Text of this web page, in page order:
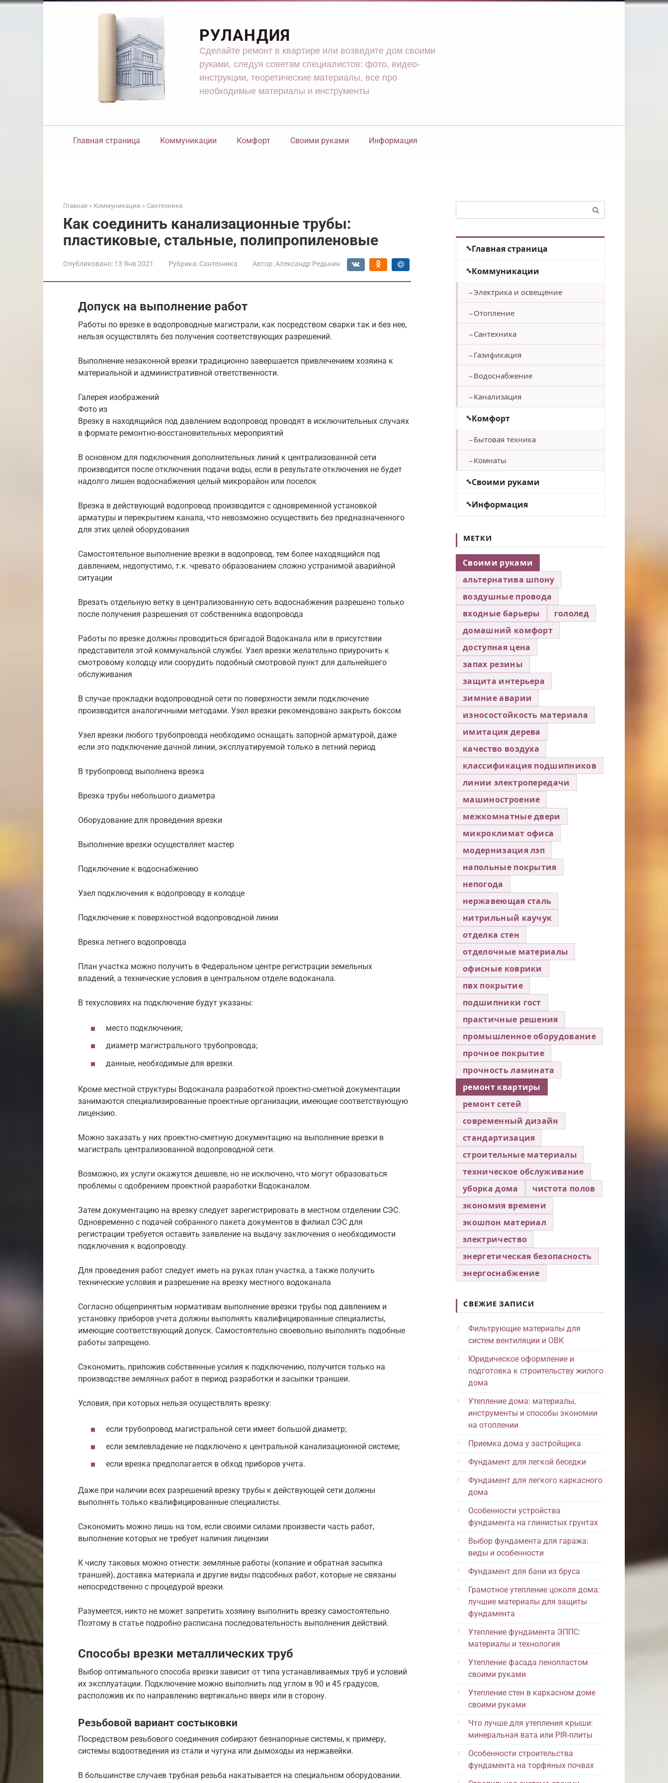
Перейти
РУЛАНДИЯ
Сделайте ремонт в квартире или возведите дом своими
руками, следуя советам специалистов: фото, видео-
инструкции, теоретические материалы, все про
необходимые материалы и инструменты
Главная страница Коммуникации Комфорт Своими руками Информация
Главная » Коммуникации » Сантехника
Как соединить канализационные трубы:
пластиковые, стальные, полипропиленовые
Опубликовано: 13 Янв 2021 Рубрика: Сантехника Автор: Александр Редькин
Допуск на выполнение работ
Работы по врезке в водопроводные магистрали, как посредством сварки так и без нее,
нельзя осуществлять без получения соответствующих разрешений.
Выполнение незаконной врезки традиционно завершается привлечением хозяина к
материальной и административной ответственности.
Галерея изображений
Фото из
Врезку в находящийся под давлением водопровод проводят в исключительных случаях
в формате ремонтно-восстановительных мероприятий
В основном для подключения дополнительных линий к централизованной сети
производится после отключения подачи воды, если в результате отключения не будет
надолго лишен водоснабжения целый микрорайон или поселок
Врезка в действующий водопровод производится с одновременной установкой
арматуры и перекрытием канала, что невозможно осуществить без предназначенного
для этих целей оборудования
Самостоятельное выполнение врезки в водопровод, тем более находящийся под
давлением, недопустимо, т.к. чревато образованием сложно устранимой аварийной
ситуации
Врезать отдельную ветку в централизованную сеть водоснабжения разрешено только
после получения разрешения от собственника водопровода
Работы по врезке должны проводиться бригадой Водоканала или в присутствии
представителя этой коммунальной службы. Узел врезки желательно приурочить к
смотровому колодцу или соорудить подобный смотровой пункт для дальнейшего
обслуживания
В случае прокладки водопроводной сети по поверхности земли подключение
производится аналогичными методами. Узел врезки рекомендовано закрыть боксом
Узел врезки любого трубопровода необходимо оснащать запорной арматурой, даже
если это подключение дачной линии, эксплуатируемой только в летний период
В трубопровод выполнена врезка
Врезка трубы небольшого диаметра
Оборудование для проведения врезки
Выполнение врезки осуществляет мастер
Подключение к водоснабжению
Узел подключения к водопроводу в колодце
Подключение к поверхностной водопроводной линии
Врезка летнего водопровода
План участка можно получить в Федеральном центре регистрации земельных
владений, а технические условия в центральном отделе водоканала.
В техусловиях на подключение будут указаны:
место подключения;
диаметр магистрального трубопровода;
данные, необходимые для врезки.
Кроме местной структуры Водоканала разработкой проектно-сметной документации
занимаются специализированные проектные организации, имеющие соответствующую
лицензию.
Можно заказать у них проектно-сметную документацию на выполнение врезки в
магистраль централизованной водопроводной сети.
Возможно, их услуги окажутся дешевле, но не исключено, что могут образоваться
проблемы с одобрением проектной разработки Водоканалом.
Затем документацию на врезку следует зарегистрировать в местном отделении СЭС.
Одновременно с подачей собранного пакета документов в филиал СЭС для
регистрации требуется оставить заявление на выдачу заключения о необходимости
подключения к водопроводу.
Для проведения работ следует иметь на руках план участка, а также получить
технические условия и разрешение на врезку местного водоканала
Согласно общепринятым нормативам выполнение врезки трубы под давлением и
установку приборов учета должны выполнять квалифицированные специалисты,
имеющие соответствующий допуск. Самостоятельно своевольно выполнять подобные
работы запрещено.
Сэкономить, приложив собственные усилия к подключению, получится только на
производстве земляных работ в период разработки и засыпки траншеи.
Условия, при которых нельзя осуществлять врезку:
если трубопровод магистральной сети имеет большой диаметр;
если землевладение не подключено к центральной канализационной системе;
если врезка предполагается в обход приборов учета.
Даже при наличии всех разрешений врезку трубы к действующей сети должны
выполнять только квалифицированные специалисты.
Сэкономить можно лишь на том, если своими силами произвести часть работ,
выполнение которых не требует наличия лицензии
К числу таковых можно отнести: земляные работы (копание и обратная засыпка
траншей), доставка материала и другие виды подсобных работ, которые не связаны
непосредственно с процедурой врезки.
Разумеется, никто не может запретить хозяину выполнить врезку самостоятельно.
Поэтому в статье подробно расписана последовательность выполнения действий.
Способы врезки металлических труб
Выбор оптимального способа врезки зависит от типа устанавливаемых труб и условий
их эксплуатации. Подключение можно выполнить под углом в 90 и 45 градусов,
расположив их по направлению вертикально вверх или в сторону.
Резьбовой вариант состыковки
Посредством резьбового соединения собирают безнапорные системы, к примеру,
системы водоотведения из стали и чугуна или дымоходы из нержавейки.
В большинстве случаев трубная резьба накатывается на специальном оборудовании.
Главная страница
Коммуникации
Электрика и освещение
Отопление
Сантехника
Газификация
Водоснабжение
Канализация
Комфорт
Бытовая техника
Комнаты
Своими руками
Информация
МЕТКИ
Своими руками
альтернатива шпону
воздушные провода
входные барьеры
гололед
домашний комфорт
доступная цена
запах резины
защита интерьера
зимние аварии
износостойкость материала
имитация дерева
качество воздуха
классификация подшипников
линии электропередачи
машиностроение
межкомнатные двери
микроклимат офиса
модернизация лэп
напольные покрытия
непогода
нержавеющая сталь
нитрильный каучук
отделка стен
отделочные материалы
офисные коврики
пвх покрытие
подшипники гост
практичные решения
промышленное оборудование
прочное покрытие
прочность ламината
ремонт квартиры
ремонт сетей
современный дизайн
стандартизация
строительные материалы
техническое обслуживание
уборка дома
чистота полов
экономия времени
экошпон материал
электричество
энергетическая безопасность
энергоснабжение
СВЕЖИЕ ЗАПИСИ
Фильтрующие материалы для
систем вентиляции и ОВК
Юридическое оформление и
подготовка к строительству жилого
дома
Утепление дома: материалы,
инструменты и способы экономии
на отоплении
Приемка дома у застройщика
Фундамент для легкой беседки
Фундамент для легкого каркасного
дома
Особенности устройства
фундамента на глинистых грунтах
Выбор фундамента для гаража:
виды и особенности
Фундамент для бани из бруса
Грамотное утепление цоколя дома:
лучшие материалы для защиты
фундамента
Утепление фундамента ЭППС:
материалы и технология
Утепление фасада пенопластом
своими руками
Утепление стен в каркасном доме
своими руками
Что лучше для утепления крыши:
минеральная вата или PIR-плиты
Особенности строительства
фундамента на торфяных почвах